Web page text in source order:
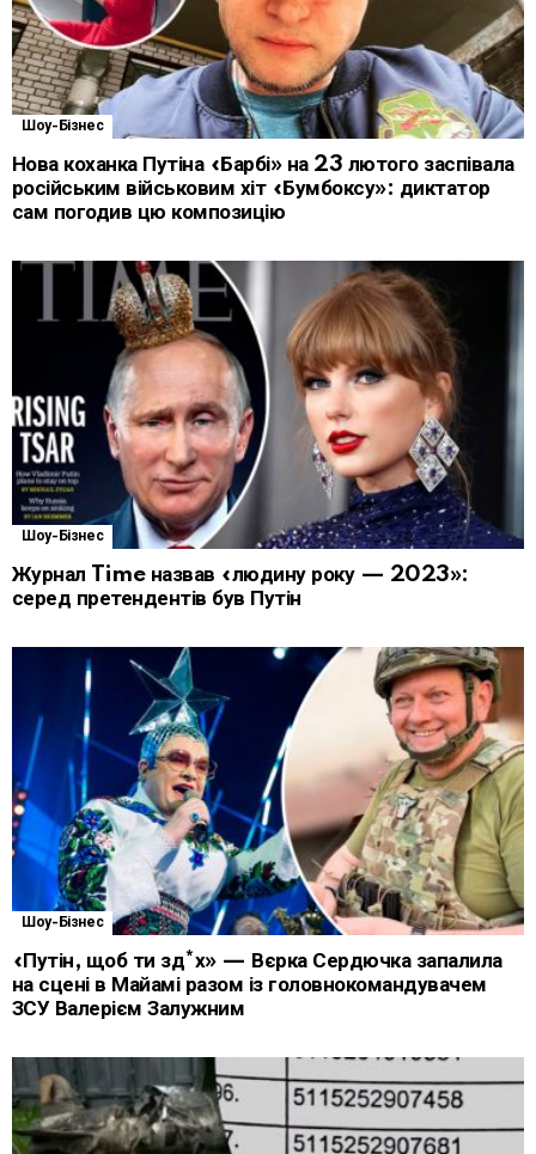
Шоу-Бізнес
Нова коханка Путіна «Барбі» на 23 лютого заспівала
російським військовим хіт «Бумбоксу»: диктатор
сам погодив цю композицію
Шоу-Бізнес
Журнал Time назвав «людину року — 2023»:
серед претендентів був Путін
Шоу-Бізнес
«Путін, щоб ти зд*х» — Вєрка Сердючка запалила
на сцені в Майамі разом із головнокомандувачем
ЗСУ Валерієм Залужним